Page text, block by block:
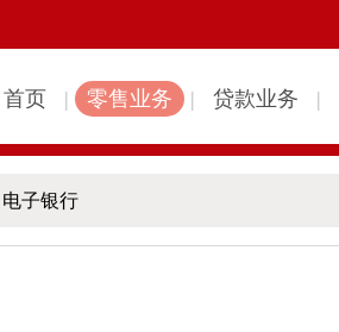
首页 | 零售业务 | 贷款业务 |
电子银行